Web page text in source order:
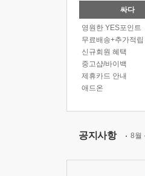
싸다
영원한 YES포인트
무료배송+추가적립
신규회원 혜택
중고샵/바이백
제휴카드 안내
애드온
공지사항 8월